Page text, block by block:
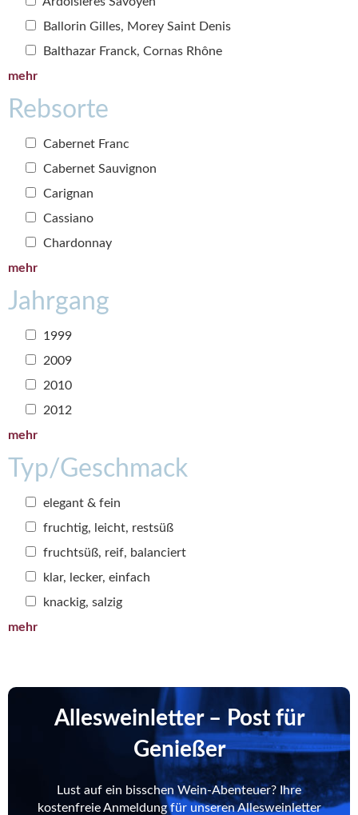
Ballorin Gilles, Morey Saint Denis
Balthazar Franck, Cornas Rhône
mehr
Rebsorte
Cabernet Franc
Cabernet Sauvignon
Carignan
Cassiano
Chardonnay
mehr
Jahrgang
1999
2009
2010
2012
mehr
Typ/Geschmack
elegant & fein
fruchtig, leicht, restsüß
fruchtsüß, reif, balanciert
klar, lecker, einfach
knackig, salzig
mehr
Allesweinletter – Post für
Genießer
Lust auf ein bisschen Wein-Abenteuer? Ihre
kostenfreie Anmeldung für unseren Allesweinletter